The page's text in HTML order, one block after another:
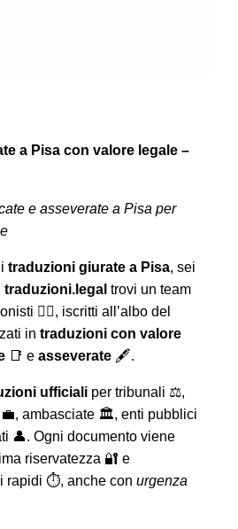
a Pisa con valore legale –
e asseverate a Pisa per
traduzioni giurate a Pisa, sei
traduzioni.legal trovi un team
🧑‍⚖️, iscritti all’albo del
in traduzioni con valore
📑 e asseverate 🖋️.
ufficiali per tribunali ⚖️,
ambasciate 🏛️, enti pubblici
👤. Ogni documento viene
riservatezza 🔐 e
rapidi ⏱️, anche con urgenza